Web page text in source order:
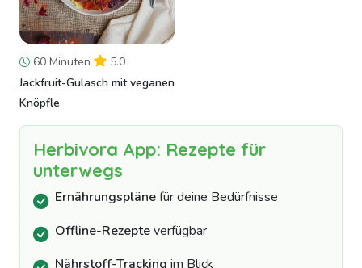
60 Minuten
5.0
Jackfruit-Gulasch mit veganen
Knöpfle
Herbivora App: Rezepte für
unterwegs
Ernährungsplänefür deine Bedürfnisse
Offline-Rezepteverfügbar
Nährstoff-Tracking im Blick